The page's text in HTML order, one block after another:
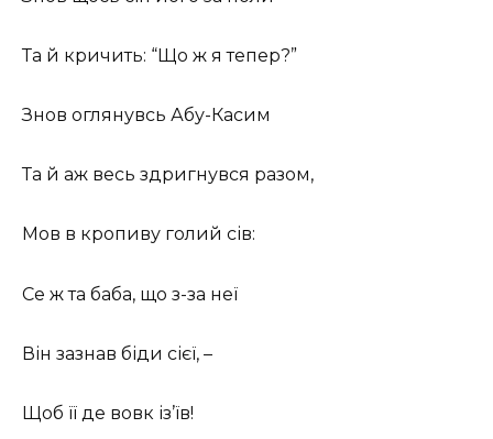
Та й кричить: “Що ж я тепер?”
Знов оглянувсь Абу-Касим
Та й аж весь здригнувся разом,
Мов в кропиву голий сів:
Се ж та баба, що з-за неї
Він зазнав біди сієї, –
Щоб її де вовк із’їв!